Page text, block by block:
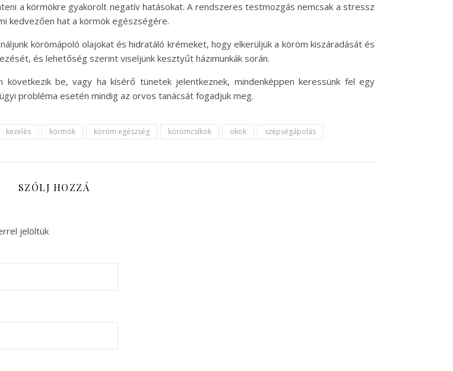
a körmökre gyakorolt negatív hatásokat. A rendszeres testmozgás nemcsak a stressz
kedvezően hat a körmök egészségére.
körömápoló olajokat és hidratáló krémeket, hogy elkerüljük a köröm kiszáradását és
és lehetőség szerint viseljünk kesztyűt házimunkák során.
be, vagy ha kísérő tünetek jelentkeznek, mindenképpen keressünk fel egy
probléma esetén mindig az orvos tanácsát fogadjuk meg.
kezelés körmök köröm egészség körömcsíkok okok szépségápolás
SZÓLJ HOZZÁ
jelöltük